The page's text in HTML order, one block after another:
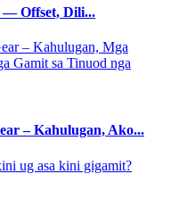
— Offset, Dili...
– Kahulugan, Ako...